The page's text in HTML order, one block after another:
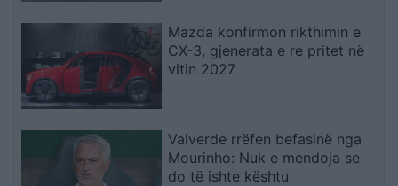
Mazda konfirmon rikthimin e
CX-3, gjenerata e re pritet në
vitin 2027
Valverde rrëfen befasinë nga
Mourinho: Nuk e mendoja se
do të ishte kështu